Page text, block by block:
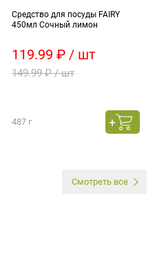
Средство для посуды FAIRY
450мл Сочный лимон
119.99 ₽ / шт
149.99 ₽ / шт
487 г
Смотреть все